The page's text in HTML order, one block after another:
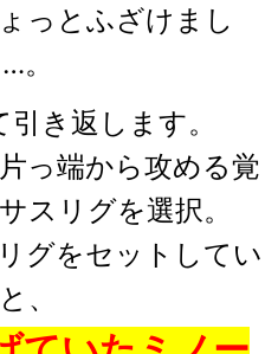
っとふざけまし
。
き返します。
っ端から攻める覚
スリグを選択。
グをセットしてい
、